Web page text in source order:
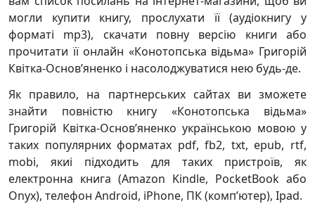
могли купити книгу, прослухати її (аудіокнигу у
форматі mp3), скачати повну версію книги або
прочитати її онлайн «Конотопська відьма» Григорій
Квітка-Основ’яненко і насолоджуватися нею будь-де.
Як правило, на партнерських сайтах ви зможете
знайти повністю книгу «Конотопська відьма»
Григорій Квітка-Основ’яненко українською мовою у
таких популярних форматах pdf, fb2, txt, epub, rtf,
mobi, якиі підходить для таких пристроїв, як
електронна книга (Amazon Kindle, PocketBook або
Onyx), телефон Android, iPhone, ПК (комп’ютер), Ipad.